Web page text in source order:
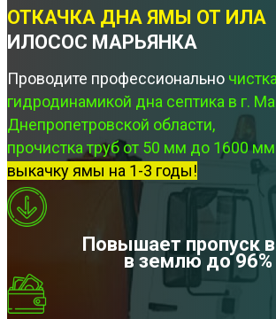
ОТКАЧКА ДНА ЯМЫ ОТ ИЛА
ИЛОСОС МАРЬЯНКА
Проводите профессионально
гидродинамикой дна септика в г.
Днепропетровской области,
прочистка труб от 50 мм до 1600 мм
выкачку ямы на 1-3 годы!
Повышает пропуск
в землю до 96%